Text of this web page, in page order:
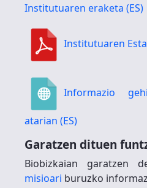
Institutuaren eraketa (ES)
Institutuaren
Informazio
atarian (ES)
Garatzen dituen
Biobizkaian garatzen
misioari buruzko